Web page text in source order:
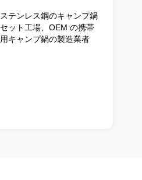
ステンレス鋼のキャンプ鍋
セット工場、OEM の携帯
用キャンプ鍋の製造業者